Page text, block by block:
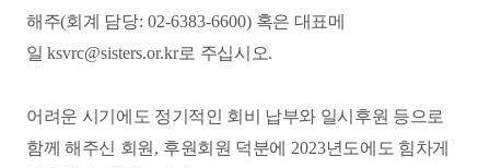
해주(회계 담당: 02-6383-6600) 혹은 대표메
일ksvrc@sisters.or.kr로 주십시오.
어려운 시기에도 정기적인 회비 납부와 일시후원 등으로
함께 해주신 회원 , 후원회원 덕분에 2023년도에도 힘차게